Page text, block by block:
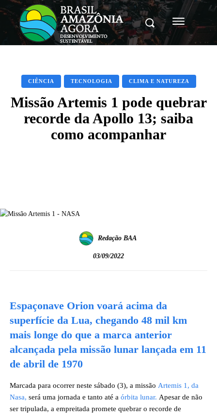
CIÊNCIA TECNOLOGIA CLIMA E NATUREZA
Missão Artemis 1 pode quebrar
recorde da Apollo 13; saiba
como acompanhar
Redação BAA
03/09/2022
Espaçonave Orion voará acima da
superfície da Lua, chegando 48 mil km
mais longe do que a marca anterior
alcançada pela missão lunar lançada em 11
de abril de 1970
Marcada para ocorrer neste sábado (3), a missão Artemis 1, da
Nasa, será uma jornada e tanto até a órbita lunar. Apesar de não
ser tripulada, a empreitada promete quebrar o recorde de